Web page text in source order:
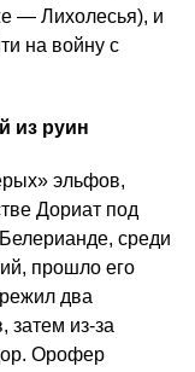
— Лихолесья), и
на войну с
из руин
эльфов,
Дориат под
среди
прошло его
два
затем из-за
Орофер